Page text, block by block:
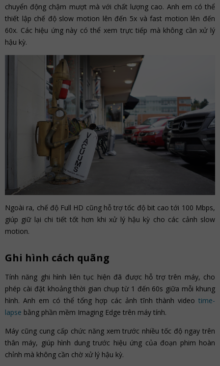
chuyển động chậm mượt mà với chất lượng cao. Anh em có thể
thiết lập chế độ slow motion lên đến 5x và fast motion lên đến
60x. Các hiệu ứng này có thể xem trực tiếp mà không cần xử lý
hậu kỳ.
Ngoài ra, chế độ Full HD cũng hỗ trợ tốc độ bit cao tới 100 Mbps,
giúp giữ lại chi tiết tốt hơn khi xử lý hậu kỳ cho các cảnh slow
motion.
Ghi hình cách quãng
Tính năng ghi hình liên tục hiện đã được hỗ trợ trên máy, cho
phép cài đặt khoảng thời gian chụp từ 1 đến 60s giữa mỗi khung
hình. Anh em có thể tổng hợp các ảnh tĩnh thành video time-
lapse bằng phần mềm Imaging Edge trên máy tính.
Máy cũng cung cấp chức năng xem trước nhiều tốc độ ngay trên
thân máy, giúp hình dung trước hiệu ứng của đoạn phim hoàn
chỉnh mà không cần chờ xử lý hậu kỳ.